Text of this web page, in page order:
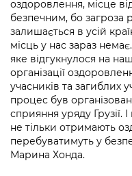
Підприємства,
Kyiv International
Річні звіти
Гендерна політика
Безбар'єрність
Київська міська
Портал
Безбар'єрність
Портал послуг
Міський
Важливе під час
Уряд» – місцевий
Важливе під час
Про відкриті дані
Портал даних
Публічні дашборди
оздоровлення, місце
безпечним, бо загроза
залишається в усій
місць у нас зараз
яке відгукнулося на
організації
учасників та загиблих
процес був
сприяння уряду Грузії.
не тільки отримають
перебуватимуть у
Марина Хонда.